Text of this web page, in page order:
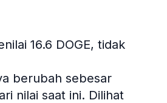
16.6 DOGE, tidak
berubah sebesar
nilai saat ini. Dilihat